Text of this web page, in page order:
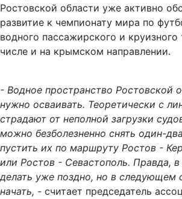
Ростовской области уже активно
развитие к чемпионату мира по
водного пассажирского и
числе и на крымском направлении.
- Водное пространство Ростовской
нужно осваивать. Теоретически с
страдают от неполной загрузки
можно безболезненно снять один-
пустить их по маршруту Ростов -
или Ростов - Севастополь. Правда, в
делать уже поздно, но в следующем
начать, - считает председатель